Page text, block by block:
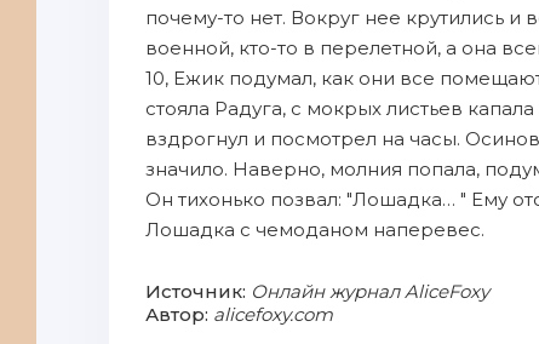
почему-то нет. Вокруг нее крутились
военной, кто-то в перелетной, а она
10, Ежик подумал, как они все
стояла Радуга, с мокрых листьев
вздрогнул и посмотрел на часы.
значило. Наверно, молния попала,
Он тихонько позвал: "Лошадка… " Ему
Лошадка с чемоданом наперевес.
Источник: Онлайн журнал AliceFoxy
Автор: alicefoxy.com